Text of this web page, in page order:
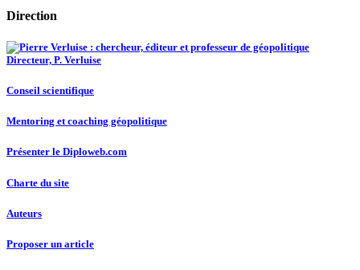
Direction
Directeur, P. Verluise
Conseil scientifique
Mentoring et coaching géopolitique
Présenter le Diploweb.com
Charte du site
Auteurs
Proposer un article